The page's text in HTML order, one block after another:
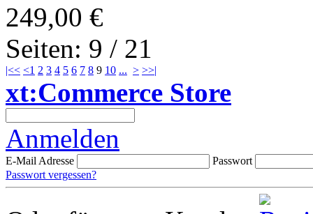
249,00 €
Seiten: 9 / 21
|<< <1 2 3 4 5 6 7 8 9 10 ... > >>|
xt:Commerce Store
Anmelden
E-Mail Adresse
Passwort
Passwort vergessen?